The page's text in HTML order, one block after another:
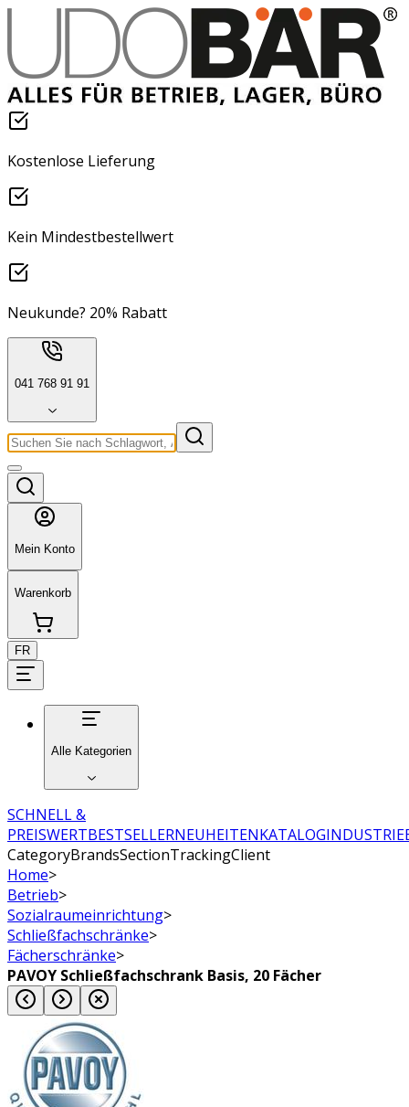
Kostenlose Lieferung
Kein Mindestbestellwert
Neukunde? 20% Rabatt
041 768 91 91
Mein Konto
Warenkorb
FR
Alle Kategorien
SCHNELL &
PREISWERTBESTSELLERNEUHEITENKATALOG
CategoryBrandsSectionTrackingClient
Home>
Betrieb>
Sozialraumeinrichtung>
Schließfachschränke>
Fächerschränke>
PAVOY Schließfachschrank Basis, 20 Fächer